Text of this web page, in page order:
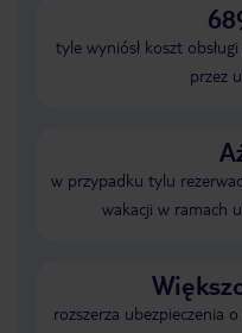
tyle wyniósł koszt
przez
w przypadku tylu
wakacji w ramach
rozszerza ubezpieczenia